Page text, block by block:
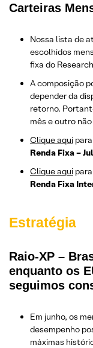
Carteiras
Nossa lista de
escolhidos
fixa do
A composição
depender da
retorno.
mês e outro
Clique aqui
Renda Fixa –
Clique aqui
Renda Fixa
Estratégia
Raio-XP –
enquanto os
seguimos
Em junho, os
desempenho
máximas